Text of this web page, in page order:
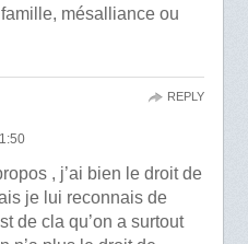
mésalliance ou
, j’ai bien le droit de
je lui reconnais de
de cla qu’on a surtout
REPLY